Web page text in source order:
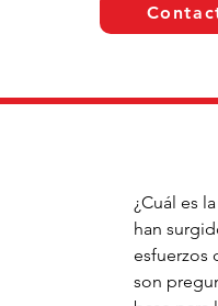
¿Cuál es
han
esfuerzos
son